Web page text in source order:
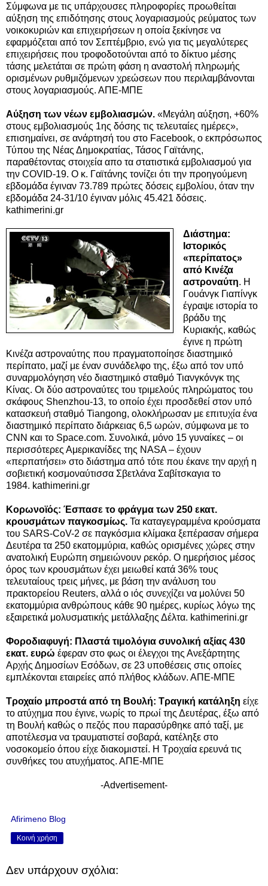
Σύμφωνα με τις υπάρχουσες πληροφορίες προωθείται
αύξηση της επιδότησης στους λογαριασμούς ρεύματος των
νοικοκυριών και επιχειρήσεων η οποία ξεκίνησε να
εφαρμόζεται από τον Σεπτέμβριο, ενώ για τις μεγαλύτερες
επιχειρήσεις που τροφοδοτούνται από το δίκτυο μέσης
τάσης μελετάται σε πρώτη φάση η αναστολή πληρωμής
ορισμένων ρυθμιζόμενων χρεώσεων που περιλαμβάνονται
στους λογαριασμούς. ΑΠΕ-ΜΠΕ
Αύξηση των νέων εμβολιασμών. «Μεγάλη αύξηση, +60%
στους εμβολιασμούς 1ης δόσης τις τελευταίες ημέρες»,
επισημαίνει, σε ανάρτησή του στο Facebook, ο εκπρόσωπος
Τύπου της Νέας Δημοκρατίας, Τάσος Γαϊτάνης,
παραθέτοντας στοιχεία απο τα στατιστικά εμβολιασμού για
την COVID-19. Ο κ. Γαϊτάνης τονίζει ότι την προηγούμενη
εβδομάδα έγιναν 73.789 πρώτες δόσεις εμβολίου, όταν την
εβδομάδα 24-31/10 έγιναν μόλις 45.421 δόσεις.
kathimerini.gr
Διάστημα:
Ιστορικός
«περίπατος»
από Κινέζα
αστροναύτη. Η
Γουάνγκ Γιαπίνγκ
έγραψε ιστορία το
βράδυ της
Κυριακής, καθώς
έγινε η πρώτη
Κινέζα αστροναύτης που πραγματοποίησε διαστημικό
περίπατο, μαζί με έναν συνάδελφο της, έξω από τον υπό
συναρμολόγηση νέο διαστημικό σταθμό Τιανγκόνγκ της
Κίνας. Οι δύο αστροναύτες του τριμελούς πληρώματος του
σκάφους Shenzhou-13, το οποίο έχει προσδεθεί στον υπό
κατασκευή σταθμό Tiangong, ολοκλήρωσαν με επιτυχία ένα
διαστημικό περίπατο διάρκειας 6,5 ωρών, σύμφωνα με το
CNN και το Space.com. Συνολικά, μόνο 15 γυναίκες – οι
περισσότερες Αμερικανίδες της NASA – έχουν
«περπατήσει» στο διάστημα από τότε που έκανε την αρχή η
σοβιετική κοσμοναύτισσα Σβετλάνα Σαβίτσκαγια το
1984. kathimerini.gr
Κορωνοϊός: Έσπασε το φράγμα των 250 εκατ.
κρουσμάτων παγκοσμίως. Τα καταγεγραμμένα κρούσματα
του SARS-CoV-2 σε παγκόσμια κλίμακα ξεπέρασαν σήμερα
Δευτέρα τα 250 εκατομμύρια, καθώς ορισμένες χώρες στην
ανατολική Ευρώπη σημειώνουν ρεκόρ. Ο ημερήσιος μέσος
όρος των κρουσμάτων έχει μειωθεί κατά 36% τους
τελευταίους τρεις μήνες, με βάση την ανάλυση του
πρακτορείου Reuters, αλλά ο ιός συνεχίζει να μολύνει 50
εκατομμύρια ανθρώπους κάθε 90 ημέρες, κυρίως λόγω της
εξαιρετικά μολυσματικής μετάλλαξης Δέλτα. kathimerini.gr
Φοροδιαφυγή: Πλαστά τιμολόγια συνολική αξίας 430
εκατ. ευρώ έφεραν στο φως οι έλεγχοι της Ανεξάρτητης
Αρχής Δημοσίων Εσόδων, σε 23 υποθέσεις στις οποίες
εμπλέκονται εταιρείες από πλήθος κλάδων. ΑΠΕ-ΜΠΕ
Τροχαίο μπροστά από τη Βουλή: Τραγική κατάληξη είχε
το ατύχημα που έγινε, νωρίς το πρωί της Δευτέρας, έξω από
τη Βουλή καθώς ο πεζός που παρασύρθηκε από ταξί, με
αποτέλεσμα να τραυματιστεί σοβαρά, κατέληξε στο
νοσοκομείο όπου είχε διακομιστεί. Η Τροχαία ερευνά τις
συνθήκες του ατυχήματος. ΑΠΕ-ΜΠΕ
-Advertisement-
Afirimeno Blog
Κοινή χρήση
Δεν υπάρχουν σχόλια: